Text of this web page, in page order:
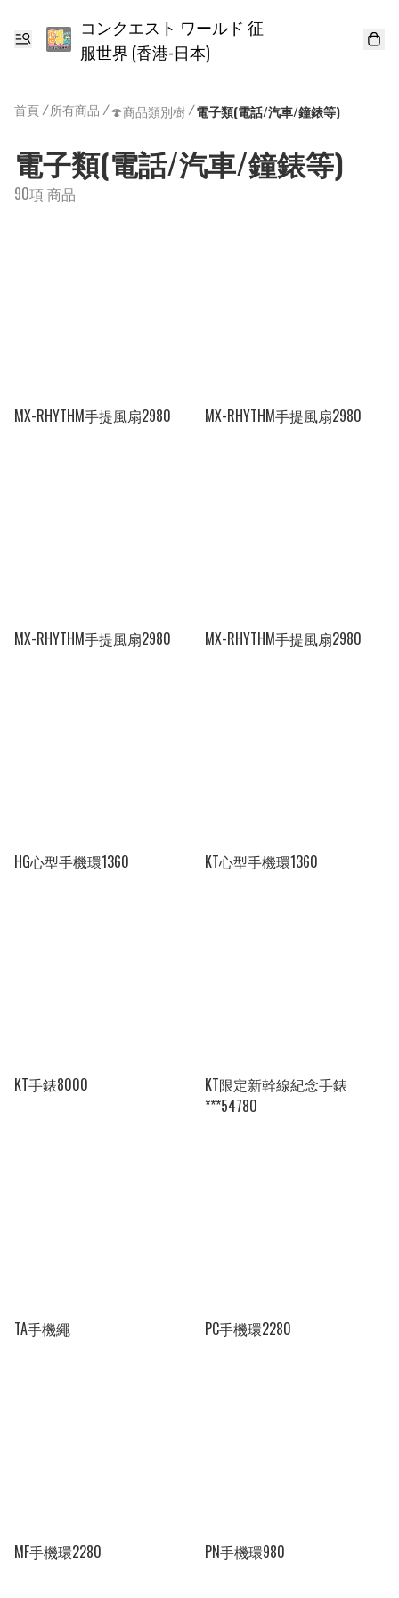
コンクエスト ワールド 征
服世界 (香港-日本)
首頁/所有商品 /🍄商品類別樹/電子類(電話/汽車/鐘錶等)
電子類(電話/汽車/鐘錶等)
90項 商品
MX-RHYTHM手提風扇2980 MX-RHYTHM手提風扇2980
MX-RHYTHM手提風扇2980 MX-RHYTHM手提風扇2980
HG心型手機環1360 KT心型手機環1360
KT手錶8000
KT限定新幹線紀念手錶
***54780
TA手機繩 PC手機環2280
MF手機環2280 PN手機環980